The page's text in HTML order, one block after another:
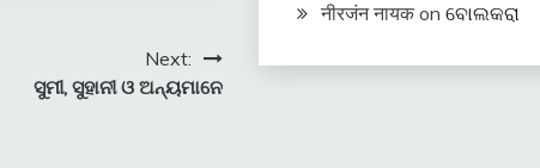
Next:
ସୁମୀ, ସୁହାନୀ ଓ ଅନ୍ୟମାନେ
नीरजंन नायकon ବୋଲକରା